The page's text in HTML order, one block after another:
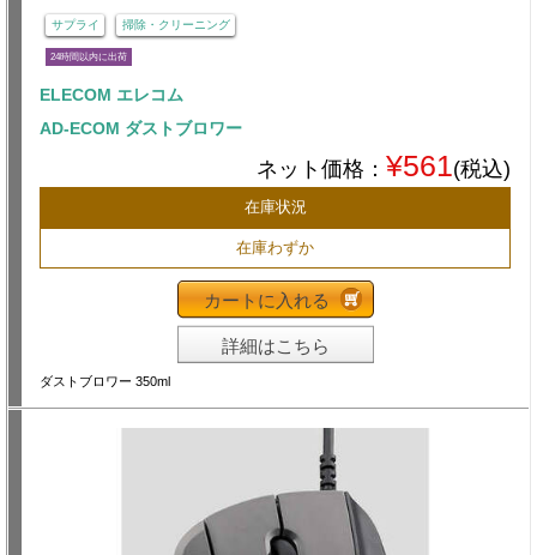
サプライ 掃除・クリーニング
24時間以内に出荷
ELECOM エレコム
AD-ECOM ダストブロワー
ネット価格： ¥561(税込)
在庫状況
在庫わずか
カートに入れる
詳細はこちら
ダストブロワー 350ml